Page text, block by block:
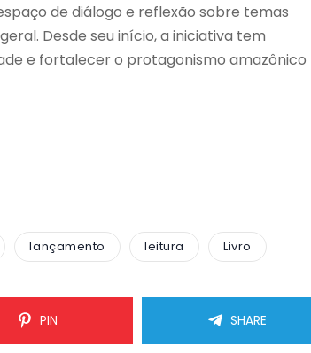
de diálogo e reflexão sobre temas
Desde seu início, a iniciativa tem
e fortalecer o protagonismo amazônico
lançamento leitura Livro
PIN SHARE